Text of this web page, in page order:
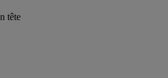
tête